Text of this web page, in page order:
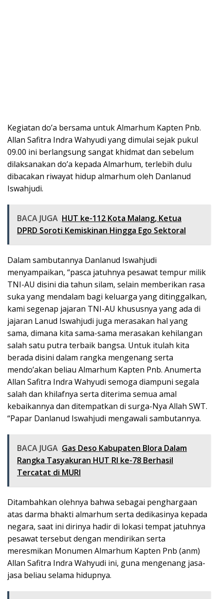
Kegiatan do’a bersama untuk Almarhum Kapten Pnb.
Allan Safitra Indra Wahyudi yang dimulai sejak pukul
09.00 ini berlangsung sangat khidmat dan sebelum
dilaksanakan do’a kepada Almarhum, terlebih dulu
dibacakan riwayat hidup almarhum oleh Danlanud
Iswahjudi.
BACA JUGA HUT ke-112 Kota Malang, Ketua
DPRD Soroti Kemiskinan Hingga Ego Sektoral
Dalam sambutannya Danlanud Iswahjudi
menyampaikan, “pasca jatuhnya pesawat tempur milik
TNI-AU disini dia tahun silam, selain memberikan rasa
suka yang mendalam bagi keluarga yang ditinggalkan,
kami segenap jajaran TNI-AU khususnya yang ada di
jajaran Lanud Iswahjudi juga merasakan hal yang
sama, dimana kita sama-sama merasakan kehilangan
salah satu putra terbaik bangsa. Untuk itulah kita
berada disini dalam rangka mengenang serta
mendo’akan beliau Almarhum Kapten Pnb. Anumerta
Allan Safitra Indra Wahyudi semoga diampuni segala
salah dan khilafnya serta diterima semua amal
kebaikannya dan ditempatkan di surga-Nya Allah SWT.
“Papar Danlanud Iswahjudi mengawali sambutannya.
BACA JUGA Gas Deso Kabupaten Blora Dalam
Rangka Tasyakuran HUT RI ke-78 Berhasil
Tercatat di MURI
Ditambahkan olehnya bahwa sebagai penghargaan
atas darma bhakti almarhum serta dedikasinya kepada
negara, saat ini dirinya hadir di lokasi tempat jatuhnya
pesawat tersebut dengan mendirikan serta
meresmikan Monumen Almarhum Kapten Pnb (anm)
Allan Safitra Indra Wahyudi ini, guna mengenang jasa-
jasa beliau selama hidupnya.